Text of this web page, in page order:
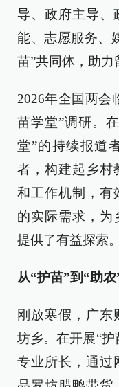
导、政府主导、
能、志愿服务、
苗”共同体，助力
2026年全国两会
苗学堂”调研。
堂”的持续报道
者，构建起乡村
和工作机制，有
的实际需求，为
提供了有益探索。
从“护苗”到“助农
刚放寒假，广东
坊乡。在开展“
专业所长，通过